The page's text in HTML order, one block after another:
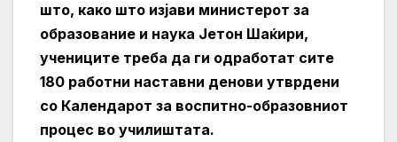
што, како што изјави министерот за
образование и наука Јетон Шаќири,
учениците треба да ги одработат сите
180 работни наставни денови утврдени
со Календарот за воспитно-образовниот
процес во училиштата.